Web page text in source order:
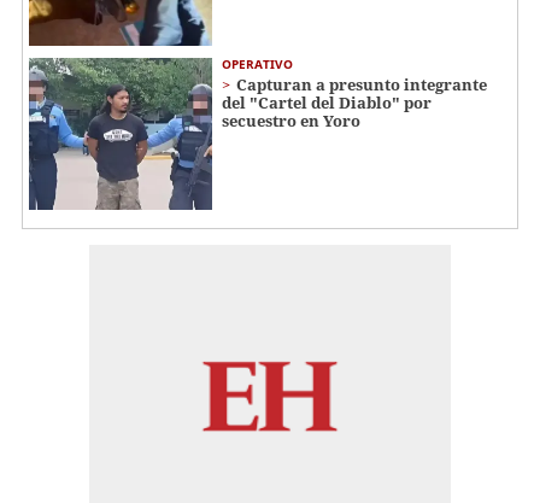
OPERATIVO
Capturan a presunto integrante
del "Cartel del Diablo" por
secuestro en Yoro